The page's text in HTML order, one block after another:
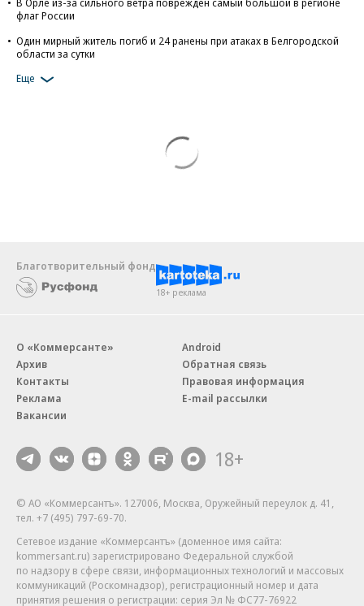
флаг России
Один мирный житель погиб и 24 ранены при атаках в Белгородской
области за сутки
Еще
Благотворительный фонд
18+ реклама
О «Коммерсанте»
Архив
Контакты
Реклама
Вакансии
Android
Обратная связь
Правовая информация
E-mail рассылки
18+
© АО «Коммерсантъ». 127006, Москва, Оружейный переулок д. 41,
тел. +7 (495) 797-69-70.
Сетевое издание «Коммерсантъ» (доменное имя сайта:
kommersant.ru) зарегистрировано Федеральной службой
по надзору в сфере связи, информационных технологий и массовых
коммуникаций (Роскомнадзор), регистрационный номер и дата
принятия решения о регистрации: серия Эл № ФС77-76922